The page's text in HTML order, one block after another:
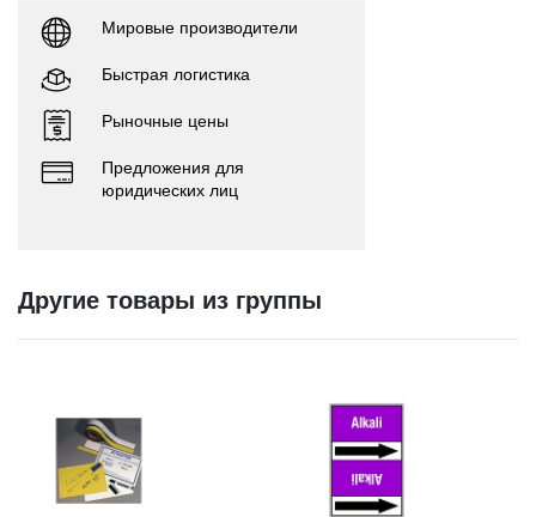
Мировые производители
Быстрая логистика
Рыночные цены
Предложения для
юридических лиц
Другие товары из группы